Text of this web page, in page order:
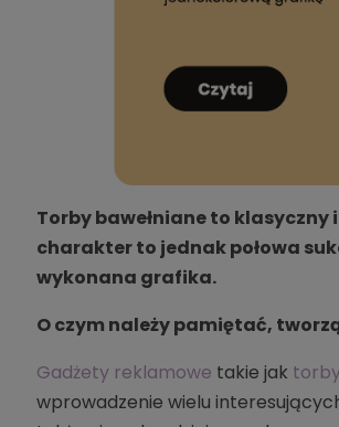
Torby bawełniane to
charakter to jednak połowa
wykonana grafika.
O czym należy pamiętać,
Gadżety reklamowe takie jak
wprowadzenie wielu